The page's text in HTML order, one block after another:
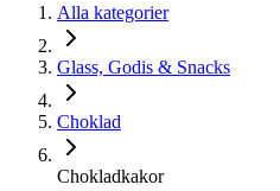
Alla kategorier
Glass, Godis & Snacks
Choklad
Chokladkakor